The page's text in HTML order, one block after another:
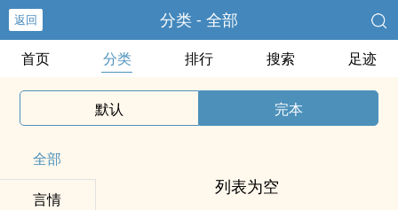
返回 分类 - 全部
首页 分类 排行 搜索 足迹
默认 完本
全部
言情
列表为空